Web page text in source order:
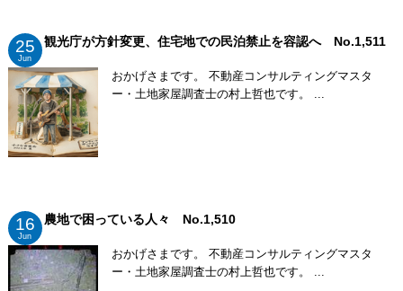
25
Jun
観光庁が方針変更、住宅地での民泊禁止を容認へ No.1,511
おかげさまです。 不動産コンサルティングマスタ
ー・土地家屋調査士の村上哲也です。 ...
16
Jun
農地で困っている人々 No.1,510
おかげさまです。 不動産コンサルティングマスタ
ー・土地家屋調査士の村上哲也です。 ...